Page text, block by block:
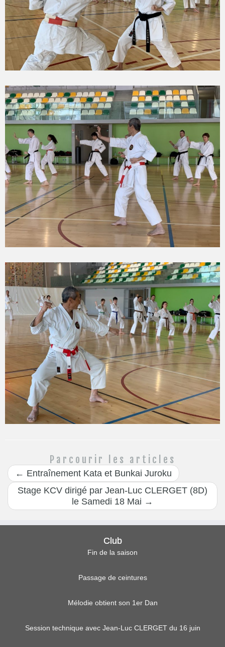
Parcourir les articles
← Entraînement Kata et Bunkai Juroku
Stage KCV dirigé par Jean-Luc CLERGET (8D)
le Samedi 18 Mai →
Club
Fin de la saison
Passage de ceintures
Mélodie obtient son 1er Dan
Session technique avec Jean-Luc CLERGET du 16 juin